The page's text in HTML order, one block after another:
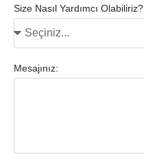
Size Nasıl Yardımcı Olabiliriz?
Mesajınız: